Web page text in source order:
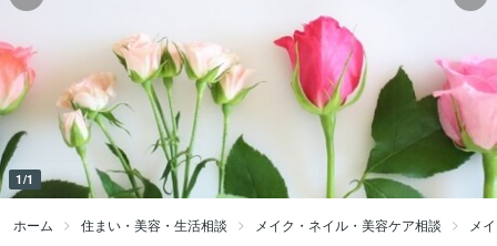
1/1
ホーム 住まい・美容・生活相談 メイク・ネイル・美容ケア相談 メ